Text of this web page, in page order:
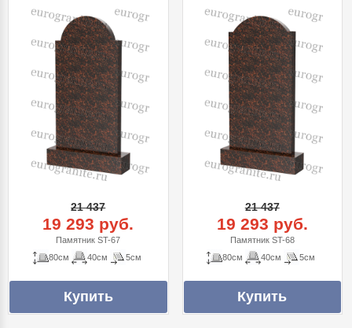
21 437
19 293 руб.
Памятник ST-67
80см
40см 5см
21 437
19 293 руб.
Памятник ST-68
80см
40см 5см